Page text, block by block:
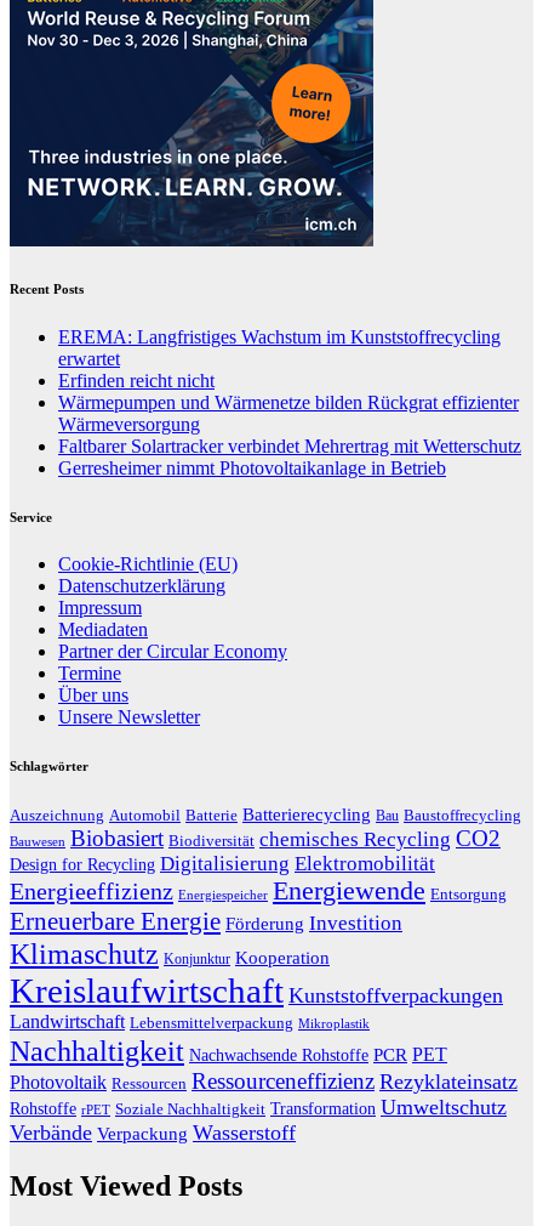
Recent Posts
EREMA: Langfristiges Wachstum im Kunststoffrecycling
erwartet
Erfinden reicht nicht
Wärmepumpen und Wärmenetze bilden Rückgrat effizienter
Wärmeversorgung
Faltbarer Solartracker verbindet Mehrertrag mit Wetterschutz
Gerresheimer nimmt Photovoltaikanlage in Betrieb
Service
Cookie-Richtlinie (EU)
Datenschutzerklärung
Impressum
Mediadaten
Partner der Circular Economy
Termine
Über uns
Unsere Newsletter
Schlagwörter
Auszeichnung Automobil Batterie Batterierecycling Bau Baustoffrecycling
Bauwesen Biobasiert Biodiversität chemisches Recycling CO2
Design for Recycling Digitalisierung Elektromobilität
Energieeffizienz Energiespeicher Energiewende Entsorgung
Erneuerbare Energie Förderung Investition
Klimaschutz Konjunktur Kooperation
Kreislaufwirtschaft Kunststoffverpackungen
Landwirtschaft Lebensmittelverpackung Mikroplastik
Nachhaltigkeit Nachwachsende Rohstoffe PCR PET
Photovoltaik Ressourcen Ressourceneffizienz Rezyklateinsatz
Rohstoffe rPET Soziale Nachhaltigkeit Transformation Umweltschutz
Verbände Verpackung Wasserstoff
Most Viewed Posts